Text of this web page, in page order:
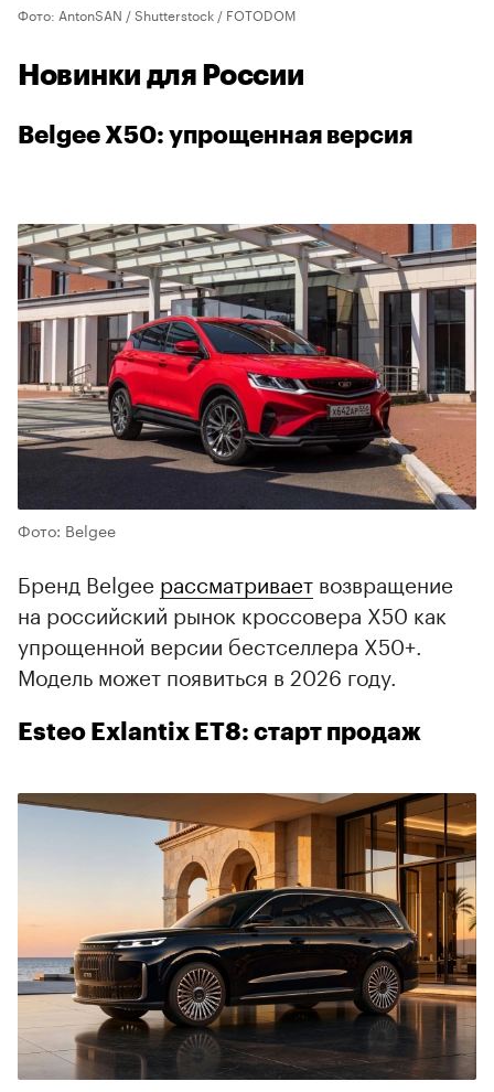
Фото: AntonSAN / Shutterstock / FOTODOM
Новинки для России
Belgee X50: упрощенная версия
00:00 / 00:00
Фото: Belgee
Бренд Belgee рассматривает возвращение
на российский рынок кроссовера X50 как
упрощенной версии бестселлера X50+.
Модель может появиться в 2026 году.
Esteo Exlantix ET8: старт продаж